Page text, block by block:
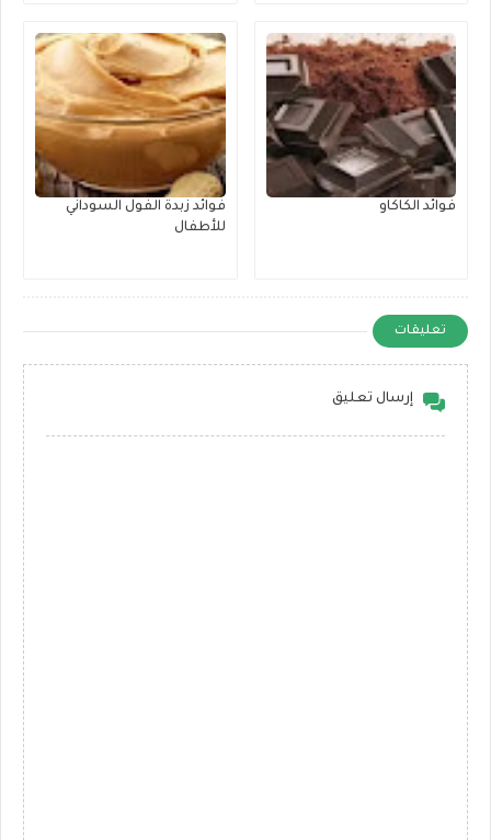
فوائد الكاكاو
فوائد زبدة الفول السوداني
للأطفال
تعليقات
إرسال تعليق